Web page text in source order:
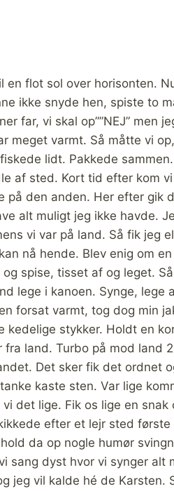
en flot sol over horisonten.
ikke snyde hen, spiste to
far, vi skal op””NEJ” men
meget varmt. Så måtte vi
lidt. Pakkede
af sted. Kort tid efter kom
den anden. Her efter gik
alt muligt jeg ikke havde.
vi var på land. Så fik jeg
nå hende. Blev enig om
spise, tisset af og leget.
lege i kanoen. Synge, lege
forsat varmt, tog dog min
stykker. Holdt en
land. Turbo på mod land
Det sker fik det ordnet
kaste sten. Var lige
det lige. Fik os lige en snak
efter et lejr sted
da op nogle humør
sang dyst hvor vi synger alt
jeg vil kalde hé de Karsten.